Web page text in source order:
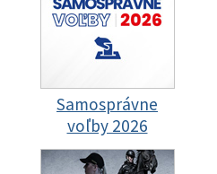
Samosprávne
voľby 2026